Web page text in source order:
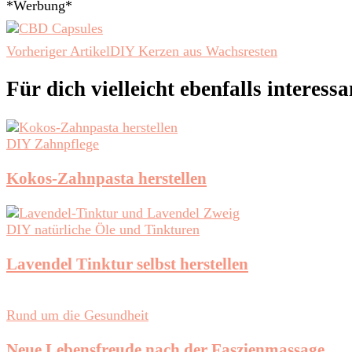
*Werbung*
Beitragsnavigation
Vorheriger ArtikelDIY Kerzen aus Wachsresten
Für dich vielleicht ebenfalls
DIY Zahnpflege
Kokos-Zahnpasta herstellen
DIY natürliche Öle und Tinkturen
Lavendel Tinktur selbst herstellen
Rund um die Gesundheit